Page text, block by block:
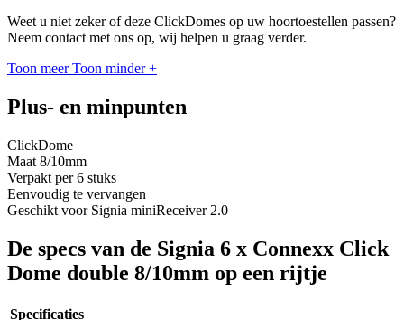
Weet u niet zeker of deze ClickDomes op uw hoortoestellen passen?
Neem contact met ons op, wij helpen u graag verder.
Toon meer Toon minder +
Plus- en minpunten
ClickDome
Maat 8/10mm
Verpakt per 6 stuks
Eenvoudig te vervangen
Geschikt voor Signia miniReceiver 2.0
De specs van de Signia 6 x Connexx Click
Dome double 8/10mm op een rijtje
Specificaties